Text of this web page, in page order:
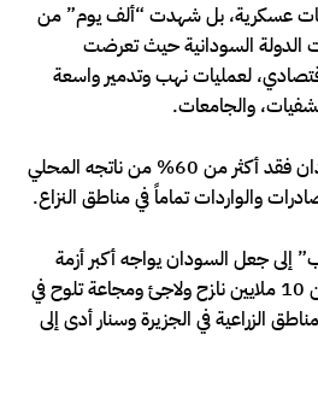
عسكرية، بل شهدت “ألف يوم” من
الدولة السودانية حيث تعرضت
لعمليات نهب وتدمير واسعة
والجامعات.
تشير التقديرات إلى أن السودان فقد أكثر من 60% من ناتجه المحلي
والواردات تماماً في مناطق النزاع.
إلى جعل السودان يواجه أكبر أزمة
نزوح في العالم فهناك أكثر من 10 ملايين نازح ولاجئ ومجاعة تلوح في
الزراعية في الجزيرة وسنار أدى إلى